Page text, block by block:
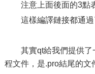
注意上面後面的3點
這樣編譯鏈接都通過
其實qt給我們提供
程文件，是.pro結尾的文